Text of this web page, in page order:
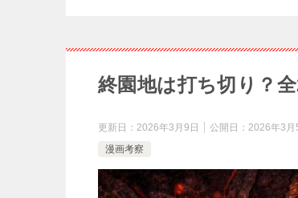
終園地は打ち切り？
更新日： 2026年3月9日 公開日： 2026年3月
漫画考察